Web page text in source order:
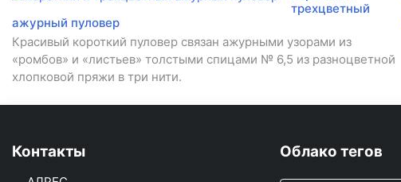
трехцветный
ажурный пуловер
Красивый короткий пуловер связан ажурными узорами из
«ромбов» и «листьев» толстыми спицами № 6,5 из разноцветной
хлопковой пряжи в три нити.
Контакты Облако тегов